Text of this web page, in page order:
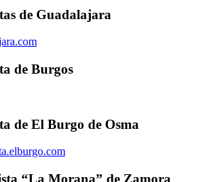
de Guadalajara
de Burgos
de El Burgo de Osma
“La Morana” de Zamora